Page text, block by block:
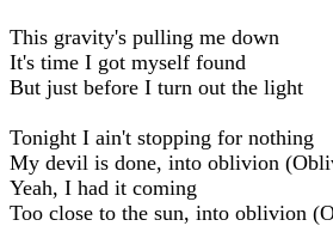
This gravity's pulling me down
It's time I got myself found
But just before I turn out the light
Tonight I ain't stopping for nothing
My devil is done, into oblivion
Yeah, I had it coming
Too close to the sun, into oblivion